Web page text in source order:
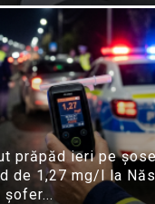
prăpăd ieri pe
de 1,27 mg/l la
șofer...